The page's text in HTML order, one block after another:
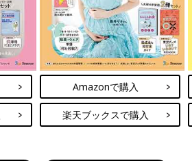
Amazonで購入
楽天ブックスで購入